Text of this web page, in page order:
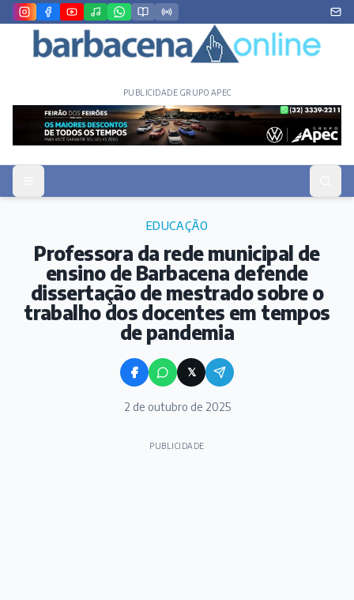
PUBLICIDADE GRUPO APEC
EDUCAÇÃO
Professora da rede municipal de
ensino de Barbacena defende
dissertação de mestrado sobre o
trabalho dos docentes em tempos
de pandemia
𝕏
2 de outubro de 2025
PUBLICIDADE